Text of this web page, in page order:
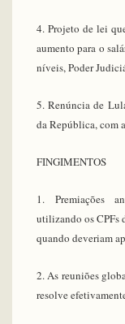
4. Projeto de lei
aumento para o
níveis, Poder
5. Renúncia de
da República, com
FINGIMENTOS
1. Premiações
utilizando os CPFs
quando deveriam
2. As reuniões
resolve